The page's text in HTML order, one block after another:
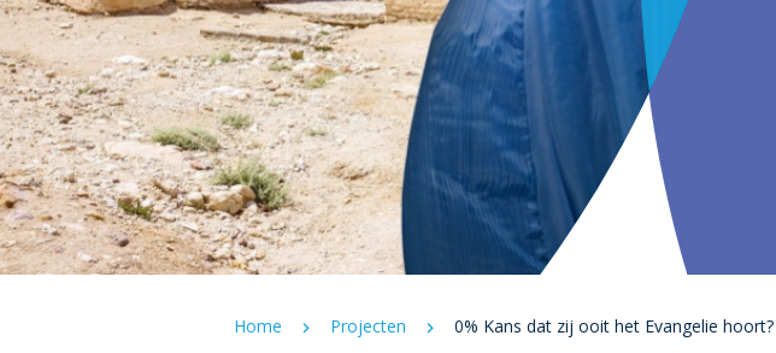
Home Projecten 0% Kans dat zij ooit het Evangelie hoort?